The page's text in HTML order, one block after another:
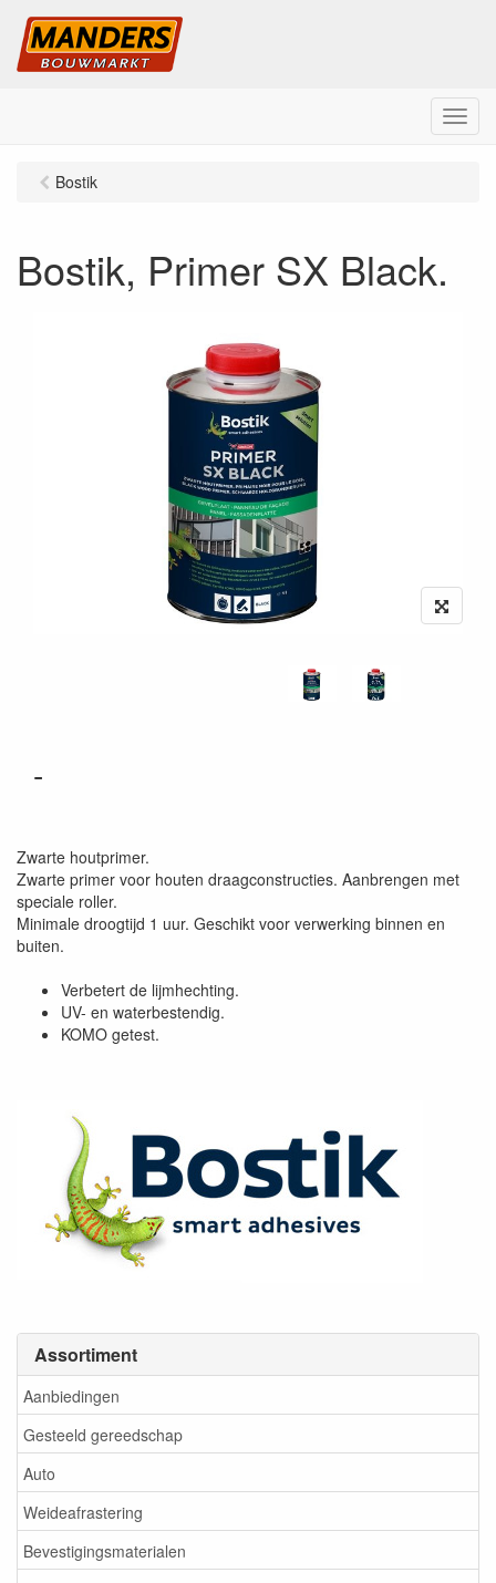
M
e
Assortiment
Aanbiedingen
Gesteeld gereedschap
Auto
Weideafrastering
Bevestigingsmaterialen
Bostik
Bostik, Primer SX Black.
-
Zwarte houtprimer.
Zwarte primer voor houten draagconstructies. Aanbrengen met
speciale roller.
Minimale droogtijd 1 uur. Geschikt voor verwerking binnen en
buiten.
Verbetert de lijmhechting.
UV- en waterbestendig.
KOMO getest.